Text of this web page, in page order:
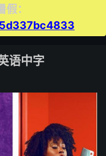
：
语中字